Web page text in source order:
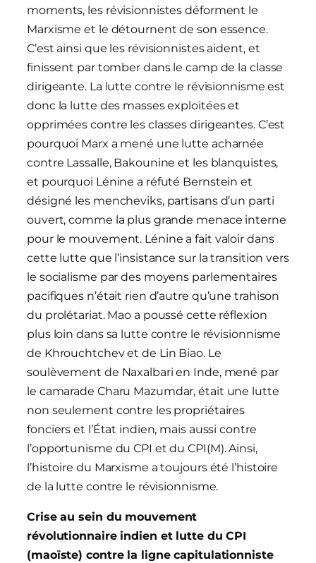
moments, les révisionnistes déforment le
Marxisme et le détournent de son essence.
C’est ainsi que les révisionnistes aident, et
finissent par tomber dans le camp de la classe
dirigeante. La lutte contre le révisionnisme est
donc la lutte des masses exploitées et
opprimées contre les classes dirigeantes. C’est
pourquoi Marx a mené une lutte acharnée
contre Lassalle, Bakounine et les blanquistes,
et pourquoi Lénine a réfuté Bernstein et
désigné les mencheviks, partisans d’un parti
ouvert, comme la plus grande menace interne
pour le mouvement. Lénine a fait valoir dans
cette lutte que l’insistance sur la transition vers
le socialisme par des moyens parlementaires
pacifiques n’était rien d’autre qu’une trahison
du prolétariat. Mao a poussé cette réflexion
plus loin dans sa lutte contre le révisionnisme
de Khrouchtchev et de Lin Biao. Le
soulèvement de Naxalbari en Inde, mené par
le camarade Charu Mazumdar, était une lutte
non seulement contre les propriétaires
fonciers et l’État indien, mais aussi contre
l’opportunisme du CPI et du CPI(M). Ainsi,
l’histoire du Marxisme a toujours été l’histoire
de la lutte contre le révisionnisme.
Crise au sein du mouvement
révolutionnaire indien et lutte du CPI
(maoïste) contre la ligne capitulationniste